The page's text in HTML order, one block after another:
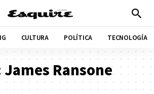
CULTURA POLÍTICA TECNOLOGÍA
James Ransone